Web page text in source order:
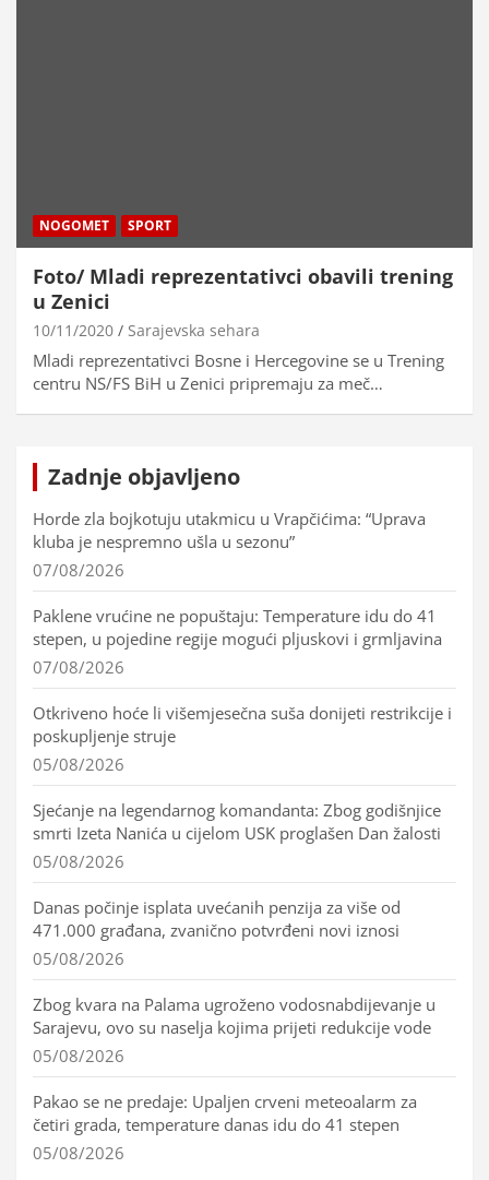
NOGOMET SPORT
Foto/ Mladi reprezentativci obavili trening
u Zenici
10/11/2020 Sarajevska sehara
Mladi reprezentativci Bosne i Hercegovine se u Trening
centru NS/FS BiH u Zenici pripremaju za meč…
Zadnje objavljeno
Horde zla bojkotuju utakmicu u Vrapčićima: “Uprava
kluba je nespremno ušla u sezonu”
07/08/2026
Paklene vrućine ne popuštaju: Temperature idu do 41
stepen, u pojedine regije mogući pljuskovi i grmljavina
07/08/2026
Otkriveno hoće li višemjesečna suša donijeti restrikcije i
poskupljenje struje
05/08/2026
Sjećanje na legendarnog komandanta: Zbog godišnjice
smrti Izeta Nanića u cijelom USK proglašen Dan žalosti
05/08/2026
Danas počinje isplata uvećanih penzija za više od
471.000 građana, zvanično potvrđeni novi iznosi
05/08/2026
Zbog kvara na Palama ugroženo vodosnabdijevanje u
Sarajevu, ovo su naselja kojima prijeti redukcije vode
05/08/2026
Pakao se ne predaje: Upaljen crveni meteoalarm za
četiri grada, temperature danas idu do 41 stepen
05/08/2026